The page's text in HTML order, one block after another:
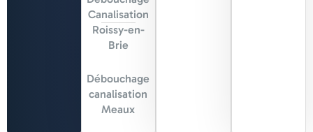
Canalisation
Roissy-en-
Brie
Débouchage
canalisation
Meaux